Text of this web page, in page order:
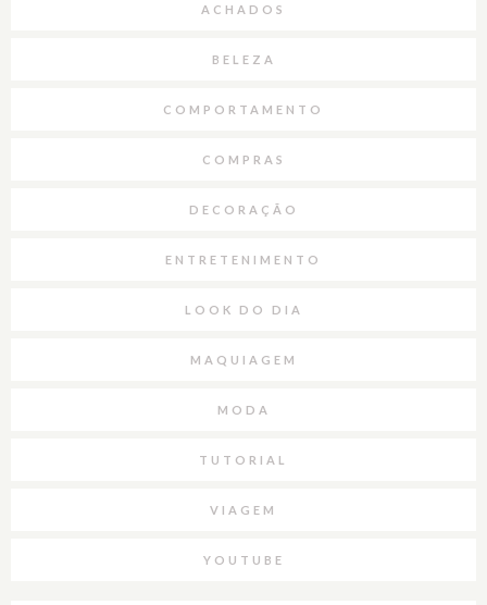
ACHADOS
BELEZA
COMPORTAMENTO
COMPRAS
DECORAÇÃO
ENTRETENIMENTO
LOOK DO DIA
MAQUIAGEM
MODA
TUTORIAL
VIAGEM
YOUTUBE